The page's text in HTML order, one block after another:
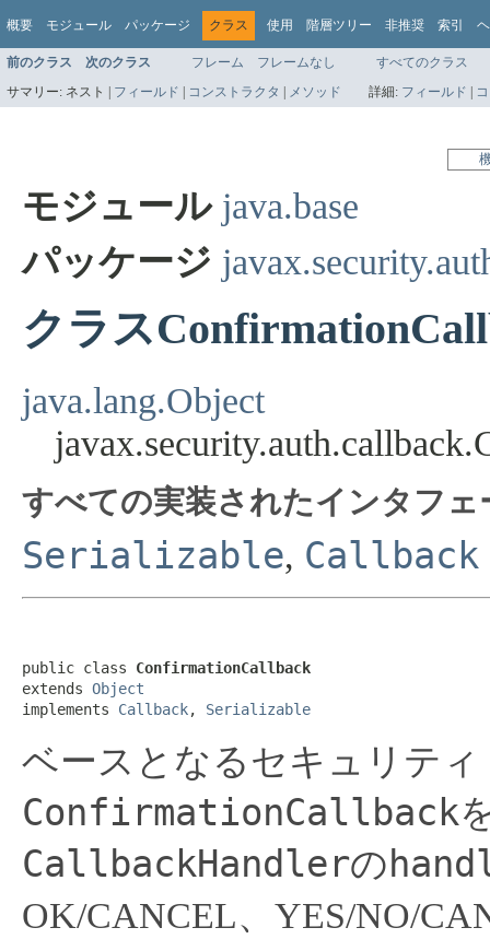
概要 モジュール パッケージ クラス 使用 階層ツリー 非推奨 索引
前のクラス 次のクラス フレーム フレームなし
すべてのクラス
サマリー: ネスト | フィールド | コンストラクタ | メソッド 詳細: フィールド |
モジュール java.base
パッケージ
クラス
java.lang.Object
すべての実装されたインタフェ
Serializable, Callback
public class ConfirmationCallback
extends Object
implements Callback, Serializable
ベースとなるセキュリテ
ConfirmationCallback
CallbackHandlerの
OK/CANCEL、YES/NO/